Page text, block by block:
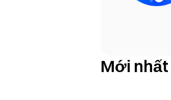
Mới nhất